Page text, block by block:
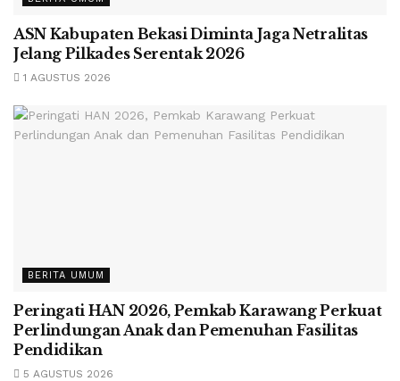
ASN Kabupaten Bekasi Diminta Jaga Netralitas
Jelang Pilkades Serentak 2026
1 AGUSTUS 2026
BERITA UMUM
Peringati HAN 2026, Pemkab Karawang Perkuat
Perlindungan Anak dan Pemenuhan Fasilitas
Pendidikan
5 AGUSTUS 2026